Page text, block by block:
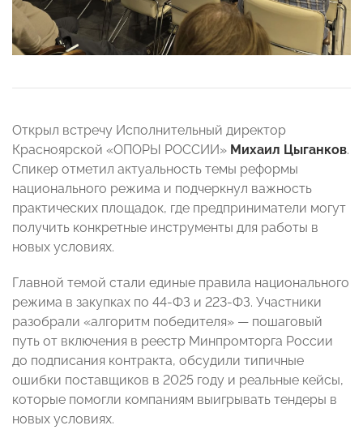
Открыл встречу Исполнительный директор
Красноярской «ОПОРЫ РОССИИ» Михаил Цыганков.
Спикер отметил актуальность темы реформы
национального режима и подчеркнул важность
практических площадок, где предприниматели могут
получить конкретные инструменты для работы в
новых условиях.
Главной темой стали единые правила национального
режима в закупках по 44-ФЗ и 223-ФЗ. Участники
разобрали «алгоритм победителя» — пошаговый
путь от включения в реестр Минпромторга России
до подписания контракта, обсудили типичные
ошибки поставщиков в 2025 году и реальные кейсы,
которые помогли компаниям выигрывать тендеры в
новых условиях.